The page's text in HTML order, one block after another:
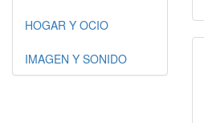
HOGAR Y OCIO
IMAGEN Y SONIDO